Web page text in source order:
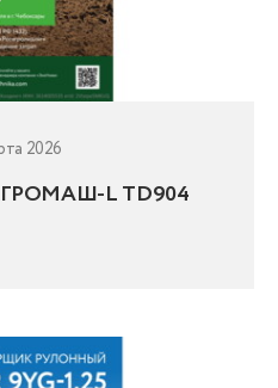
2026
L TD904